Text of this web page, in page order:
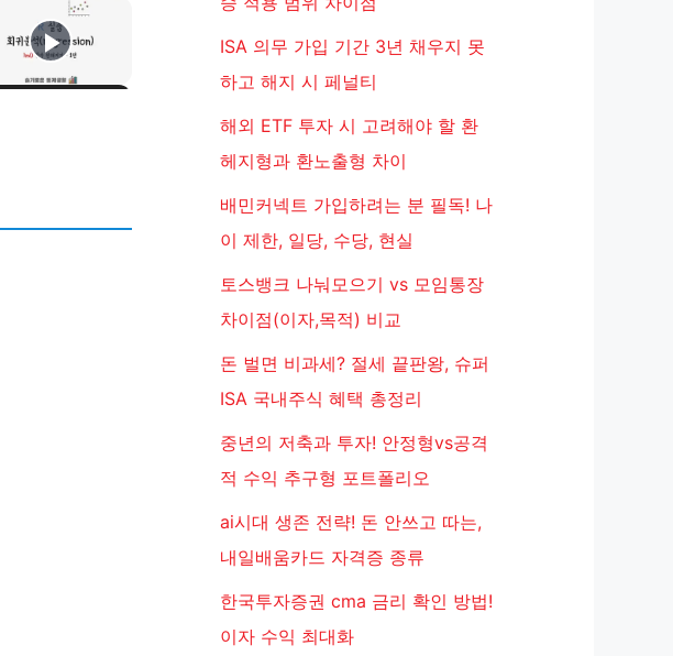
ISA 의무 가입 기간 3년 채우지 못
하고 해지 시 페널티
해외 ETF 투자 시 고려해야 할 환
헤지형과 환노출형 차이
배민커넥트 가입하려는 분 필독! 나
이 제한, 일당, 수당, 현실
토스뱅크 나눠모으기 vs 모임통장
차이점(이자,목적) 비교
돈 벌면 비과세? 절세 끝판왕, 슈퍼
ISA 국내주식 혜택 총정리
중년의 저축과 투자! 안정형vs공격
적 수익 추구형 포트폴리오
ai시대 생존 전략! 돈 안쓰고 따는,
내일배움카드 자격증 종류
한국투자증권 cma 금리 확인 방법!
이자 수익 최대화